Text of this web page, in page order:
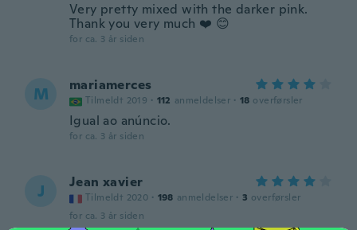
Very pretty mixed with the darker pink.
Thank you very much ❤️ 😊
for ca. 3 år siden
M mariamerces
Tilmeldt 2019 · 112 anmeldelser · 18 overførsler
Igual ao anúncio.
for ca. 3 år siden
J Jean xavier
Tilmeldt 2020 · 198 anmeldelser · 3 overførsler
for ca. 3 år siden